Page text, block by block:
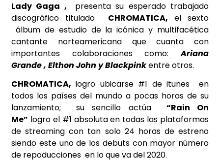
Lady Gaga ,
presenta su esperado trabajado
discográfico titulado CHROMATICA, el sexto
álbum de estudio de la icónica y multifacética
cantante norteamericana que cuanta con
importantes colaboraciones como:Ariana
Grande , Elthon John y Blackpinkentre otros.
CHROMATICA, logro ubicarse #1 de itunes en
todos los países del mundo a pocas horas de su
lanzamiento; su sencillo actúa “Rain On
Me” logro el #1 absoluta en todas las plataformas
de streaming con tan solo 24 horas de estreno
siendo este uno de los debuts con mayor número
de repoducciones en lo que va del 2020.